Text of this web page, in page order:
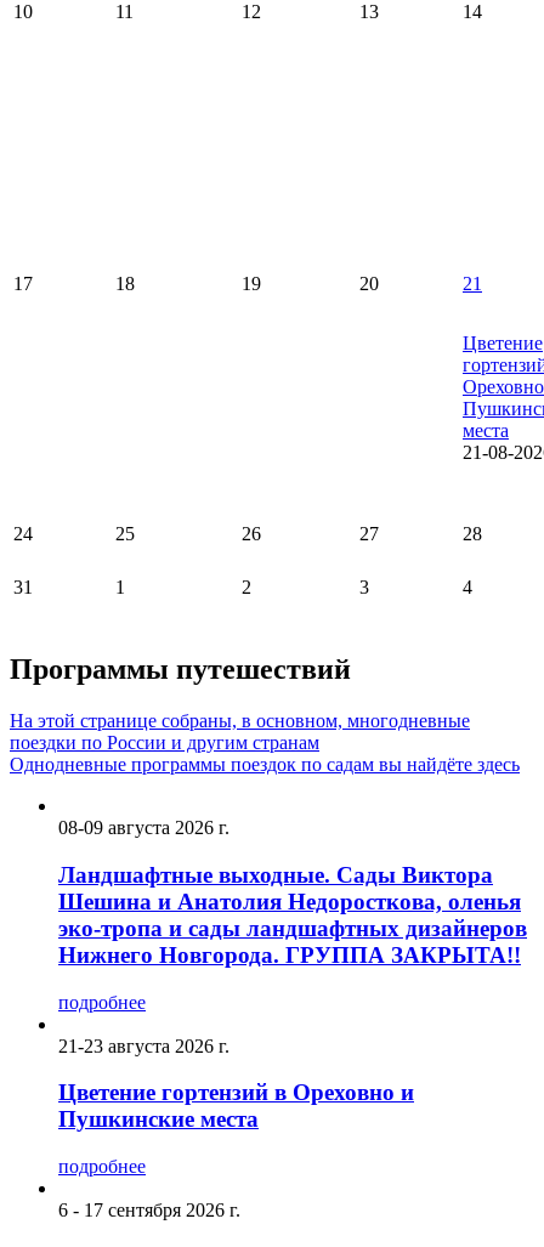
10 11 12 13 14
17 18 19 20 21
Цветение
места
21-08-
24 25 26 27 28
31 1 2 3 4
Программы путешествий
На этой странице собраны, в основном, многодневные
поездки по России и другим странам
Однодневные программы поездок по садам вы найдёте здесь
08-09 августа 2026 г.
Ландшафтные выходные. Сады Виктора
Шешина и Анатолия Недоросткова, оленья
эко-тропа и сады ландшафтных дизайнеров
Нижнего Новгорода. ГРУППА ЗАКРЫТА!!
подробнее
21-23 августа 2026 г.
Цветение гортензий в Ореховно и
Пушкинские места
подробнее
6 - 17 сентября 2026 г.